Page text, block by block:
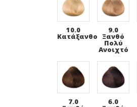
10.0
Κατάξανθο
9.0
Ξανθό
Πολύ
Ανοιχτό
7.0 6.0